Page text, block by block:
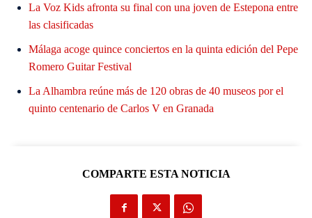
La Voz Kids afronta su final con una joven de Estepona entre
las clasificadas
Málaga acoge quince conciertos en la quinta edición del Pepe
Romero Guitar Festival
La Alhambra reúne más de 120 obras de 40 museos por el
quinto centenario de Carlos V en Granada
COMPARTE ESTA NOTICIA